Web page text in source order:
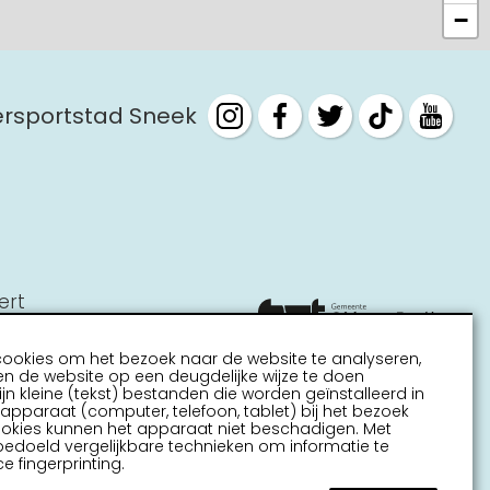
−
Sneek
om het bezoek naar de website te analyseren,
de website op een deugdelijke wijze te doen
kleine (tekst) bestanden die worden geïnstalleerd in
(computer, telefoon, tablet) bij het bezoek
kunnen het apparaat niet beschadigen. Met
vergelijkbare technieken om informatie te
fingerprinting.